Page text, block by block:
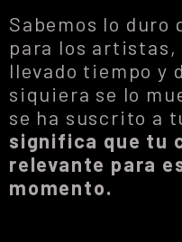
Sabemos lo duro
para los artistas,
llevado tiempo y
siquiera se lo
se ha suscrito a
significa que tu
relevante para
momento.